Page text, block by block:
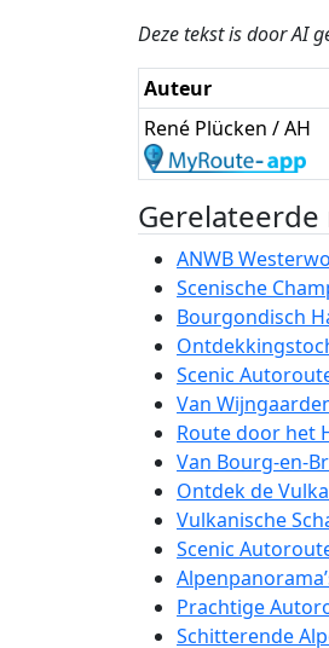
Deze tekst is door AI
Auteur
René Plücken / AH
ANWB
Scenische
Bourgondisch
Scenic
Van
Route door het
Van Bourg-en-
Ontdek de
Vulkanische
Scenic
Prachtige
Schitterende